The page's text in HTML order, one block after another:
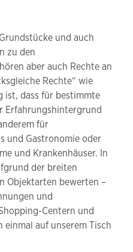
und auch
zu den
aber auch Rechte an
Rechte“ wie
ist, dass für bestimmte
Erfahrungshintergrund
für
und Gastronomie oder
und Krankenhäuser. In
der breiten
Objektarten bewerten –
und
Centern und
einmal auf unserem Tisch